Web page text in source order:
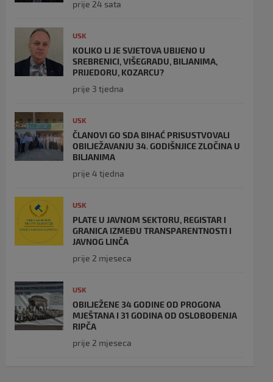
prije 24 sata
USK
KOLIKO LI JE SVJETOVA UBIJENO U
SREBRENICI, VIŠEGRADU, BILJANIMA,
PRIJEDORU, KOZARCU?
prije 3 tjedna
USK
ČLANOVI GO SDA BIHAĆ PRISUSTVOVALI
OBILJEŽAVANJU 34. GODIŠNJICE ZLOČINA U
BILJANIMA
prije 4 tjedna
USK
PLATE U JAVNOM SEKTORU, REGISTAR I
GRANICA IZMEĐU TRANSPARENTNOSTI I
JAVNOG LINČA
prije 2 mjeseca
USK
OBILJEŽENE 34 GODINE OD PROGONA
MJEŠTANA I 31 GODINA OD OSLOBOĐENJA
RIPČA
prije 2 mjeseca